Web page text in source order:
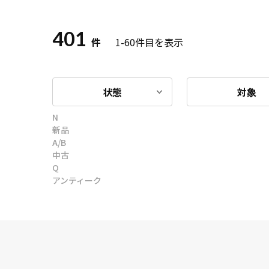
401 件 1-60件目を表示
状態 対象
N
新品
A/B
中古
Q
アンティーク